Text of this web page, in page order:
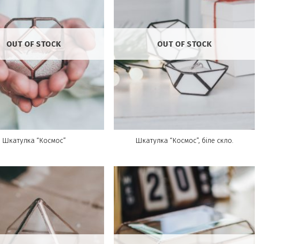
OUT OF STOCK
Шкатулка “Космос”
OUT OF STOCK
Шкатулка “Космос”, біле скло.